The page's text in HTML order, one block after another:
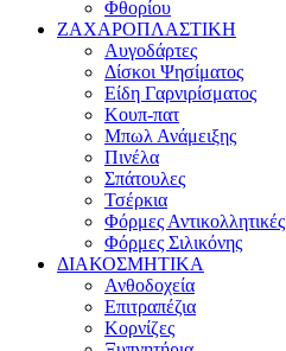
Φθορίου
ΖΑΧΑΡΟΠΛΑΣΤΙΚΗ
Αυγοδάρτες
Δίσκοι Ψησίματος
Είδη Γαρνιρίσματος
Κουπ-πατ
Μπωλ Ανάμειξης
Πινέλα
Σπάτουλες
Τσέρκια
Φόρμες Αντικολλητικές
Φόρμες Σιλικόνης
ΔΙΑΚΟΣΜΗΤΙΚΑ
Ανθοδοχεία
Επιτραπέζια
Κορνίζες